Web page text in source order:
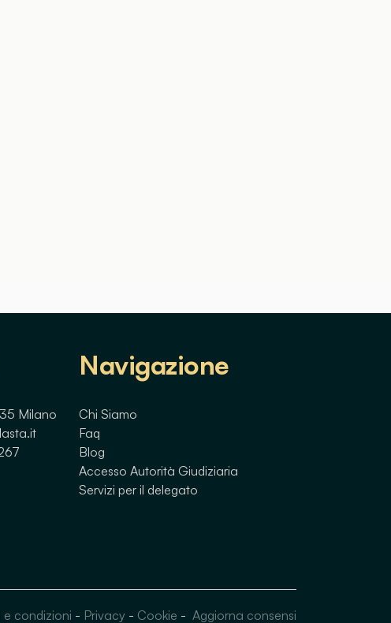
Milano
Navigazione
Chi Siamo
Faq
Blog
Accesso Autorità Giudiziaria
Servizi per il delegato
e condizioni - Privacy - Cookie - Aggiorna consensi